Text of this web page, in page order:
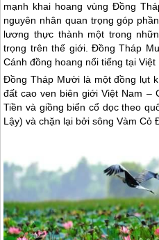
mạnh khai hoang vùng Đồng
nguyên nhân quan trọng góp
lương thực thành một trong
trọng trên thế giới. Đồng Tháp
Cánh đồng hoang nổi tiếng tại Việt
Đồng Tháp Mười là một đồng lụt
đất cao ven biên giới Việt Nam –
Tiền và giồng biển cổ dọc theo
Lậy) và chặn lại bởi sông Vàm Cỏ